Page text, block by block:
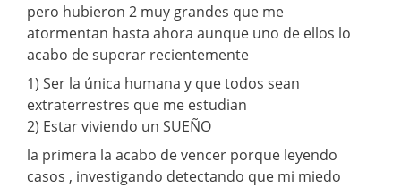
pero hubieron 2 muy grandes que me
atormentan hasta ahora aunque uno de ellos lo
acabo de superar recientemente
1) Ser la única humana y que todos sean
extraterrestres que me estudian
2) Estar viviendo un SUEÑO
la primera la acabo de vencer porque leyendo
casos , investigando detectando que mi miedo